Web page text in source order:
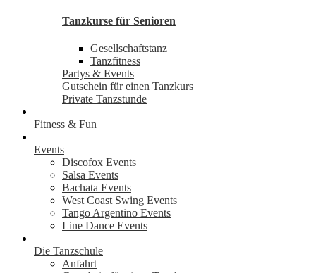
Tanzkurse für Senioren
Gesellschaftstanz
Tanzfitness
Partys & Events
Gutschein für einen Tanzkurs
Private Tanzstunde
Fitness & Fun
Events
Discofox Events
Salsa Events
Bachata Events
West Coast Swing Events
Tango Argentino Events
Line Dance Events
Die Tanzschule
Anfahrt